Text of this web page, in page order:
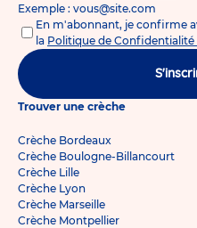
Exemple : vous@site.com
En m'abonnant, je confirme
la Politique de Confidentialité
Trouver une crèche
Crèche Bordeaux
Crèche Boulogne-Billancourt
Crèche Lille
Crèche Lyon
Crèche Marseille
Crèche Montpellier